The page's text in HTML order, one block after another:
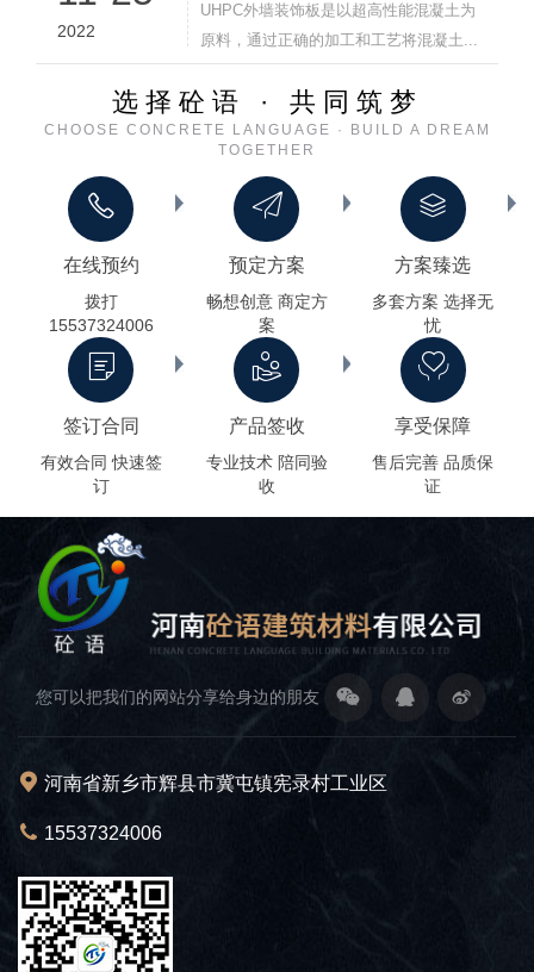
2022
UHPC外墙装饰板是以超高性能混凝土为
原料，通过正确的加工和工艺将混凝土...
选择砼语 · 共同筑梦
CHOOSE CONCRETE LANGUAGE · BUILD A DREAM
TOGETHER
在线预约
拨打
15537324006
预定方案
畅想创意 商定方
案
方案臻选
多套方案 选择无
忧
签订合同
有效合同 快速签
订
产品签收
专业技术 陪同验
收
享受保障
售后完善 品质保
证
您可以把我们的网站分享给身边的朋友
河南省新乡市辉县市冀屯镇宪录村工业区
15537324006